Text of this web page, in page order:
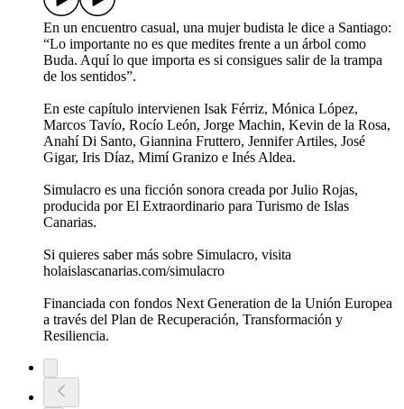
En un encuentro casual, una mujer budista le dice a Santiago:
“Lo importante no es que medites frente a un árbol como
Buda. Aquí lo que importa es si consigues salir de la trampa
de los sentidos”.
En este capítulo intervienen Isak Férriz, Mónica López,
Marcos Tavío, Rocío León, Jorge Machin, Kevin de la Rosa,
Anahí Di Santo, Giannina Fruttero, Jennifer Artiles, José
Gigar, Iris Díaz, Mimí Granizo e Inés Aldea.
Simulacro es una ficción sonora creada por Julio Rojas,
producida por El Extraordinario para Turismo de Islas
Canarias.
Si quieres saber más sobre Simulacro, visita
holaislascanarias.com/simulacro
Financiada con fondos Next Generation de la Unión Europea
a través del Plan de Recuperación, Transformación y
Resiliencia.